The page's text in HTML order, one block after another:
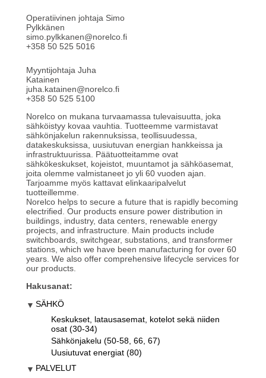
Operatiivinen johtaja Simo
Pylkkänen
simo.pylkkanen@norelco.fi
+358 50 525 5016
Myyntijohtaja Juha
Katainen
juha.katainen@norelco.fi
+358 50 525 5100
Norelco on mukana turvaamassa tulevaisuutta, joka
sähköistyy kovaa vauhtia. Tuotteemme varmistavat
sähkönjakelun rakennuksissa, teollisuudessa,
datakeskuksissa, uusiutuvan energian hankkeissa ja
infrastruktuurissa. Päätuotteitamme ovat
sähkökeskukset, kojeistot, muuntamot ja sähköasemat,
joita olemme valmistaneet jo yli 60 vuoden ajan.
Tarjoamme myös kattavat elinkaaripalvelut
tuotteillemme.
Norelco helps to secure a future that is rapidly becoming
electrified. Our products ensure power distribution in
buildings, industry, data centers, renewable energy
projects, and infrastructure. Main products include
switchboards, switchgear, substations, and transformer
stations, which we have been manufacturing for over 60
years. We also offer comprehensive lifecycle services for
our products.
Hakusanat:
SÄHKÖ
Keskukset, latausasemat, kotelot sekä niiden
osat (30-34)
Sähkönjakelu (50-58, 66, 67)
Uusiutuvat energiat (80)
PALVELUT